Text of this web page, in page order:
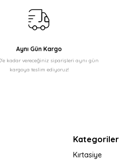
Aynı Gün Kargo
kadar vereceğiniz siparişleri aynı gün
kargoya teslim ediyoruz!
Kategoriler
Kırtasiye